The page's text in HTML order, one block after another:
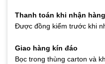
Thanh toán khi nhận hàng
Được đồng kiểm trước khi
Giao hàng kín đáo
Bọc trong thùng carton và